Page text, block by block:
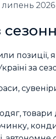
липень
позиції,
за